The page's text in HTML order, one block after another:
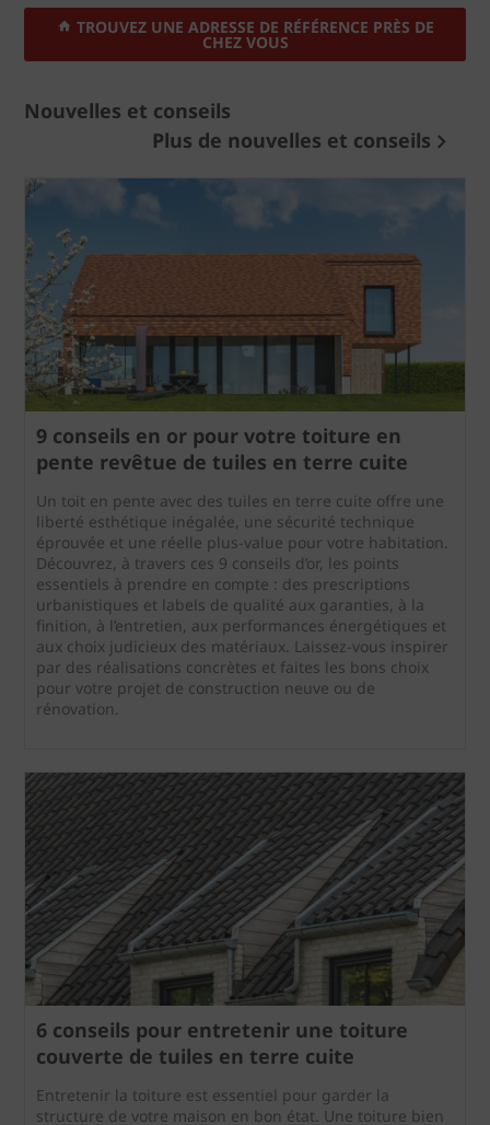
TROUVEZ UNE ADRESSE DE RÉFÉRENCE PRÈS DE
CHEZ VOUS
Nouvelles et conseils
Plus de nouvelles et conseils
9 conseils en or pour votre toiture en
pente revêtue de tuiles en terre cuite
Un toit en pente avec des tuiles en terre cuite offre une
liberté esthétique inégalée, une sécurité technique
éprouvée et une réelle plus-value pour votre habitation.
Découvrez, à travers ces 9 conseils d’or, les points
essentiels à prendre en compte : des prescriptions
urbanistiques et labels de qualité aux garanties, à la
finition, à l’entretien, aux performances énergétiques et
aux choix judicieux des matériaux. Laissez-vous inspirer
par des réalisations concrètes et faites les bons choix
pour votre projet de construction neuve ou de
rénovation.
6 conseils pour entretenir une toiture
couverte de tuiles en terre cuite
Entretenir la toiture est essentiel pour garder la
structure de votre maison en bon état. Une toiture bien